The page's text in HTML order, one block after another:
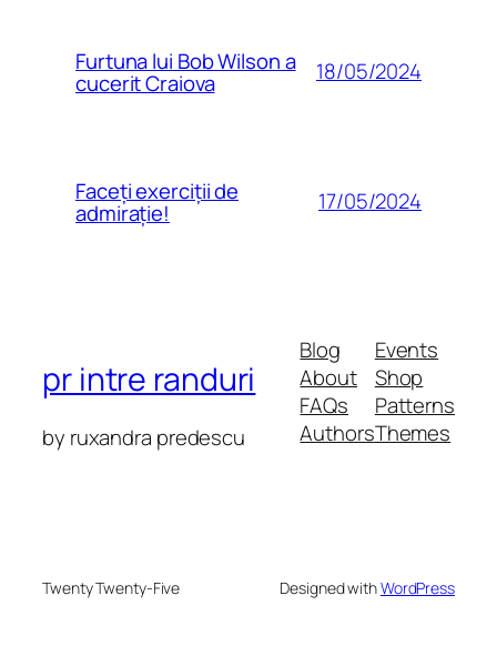
Furtuna lui Bob Wilson a
cucerit Craiova 18/05/2024
Faceți exerciții de
admirație! 17/05/2024
pr intre randuri
by ruxandra predescu
Blog
About
FAQs
Authors
Events
Shop
Patterns
Themes
Twenty Twenty-Five Designed withWordPress